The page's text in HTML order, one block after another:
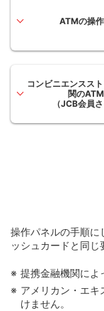
ATMの操
コンビニエンスス
関のATM
（JCB会員さ
操作パネルの手順に
ッシュカードと同じ
提携金融機関によ
アメリカン・エキ
けません。